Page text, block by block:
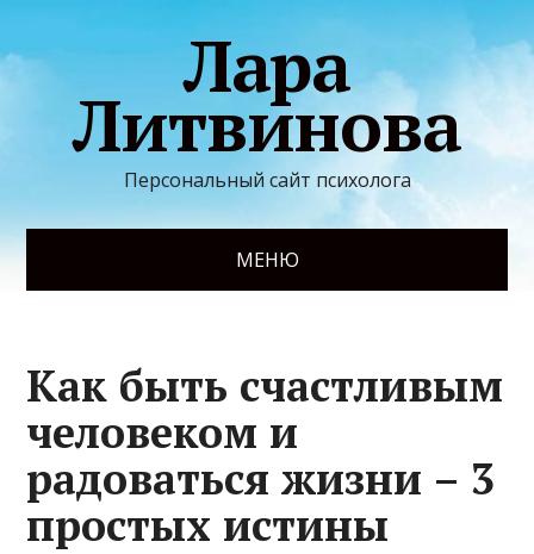
Лара
Литвинова
Персональный сайт психолога
МЕНЮ
Как быть счастливым
человеком и
радоваться жизни – 3
простых истины